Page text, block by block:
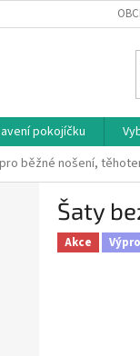
pokojíčku
běžné nošení,
Šaty
Akce